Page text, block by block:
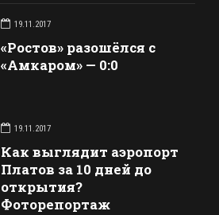
19.11.2017
«Ростов» разошёлся с
«Амкаром» — 0:0
19.11.2017
Как выглядит аэропорт
Платов за 10 дней до
открытия?
Фоторепортаж